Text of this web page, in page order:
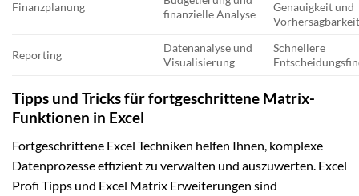
Finanzplanung
finanzielle Analyse
Genauigkeit und
Reporting
Datenanalyse und
Visualisierung
Schnellere
Tipps und Tricks für fortgeschrittene Matrix-
Funktionen in Excel
Fortgeschrittene Excel Techniken helfen Ihnen, komplexe
Datenprozesse effizient zu verwalten und auszuwerten. Excel
Profi Tipps und Excel Matrix Erweiterungen sind